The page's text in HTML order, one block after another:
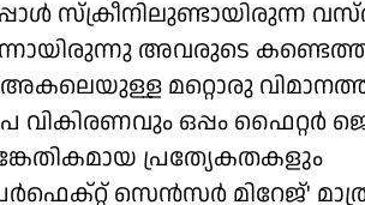
സ്‌ക്രീനിലുണ്ടായിരുന്ന
അവരുടെ
മറ്റൊരു
ഒപ്പം ഫൈറ്റര്‍
പ്രത്യേകതകളും
സെന്‍സര്‍ മിറേജ്'